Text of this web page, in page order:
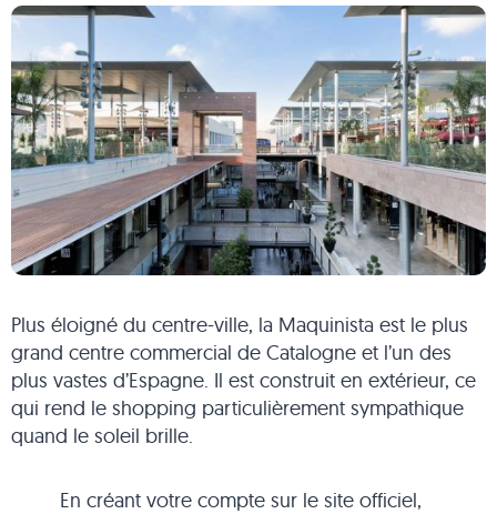
Plus éloigné du centre-ville, la Maquinista est le plus
grand centre commercial de Catalogne et l’un des
plus vastes d’Espagne. Il est construit en extérieur, ce
qui rend le shopping particulièrement sympathique
quand le soleil brille.
En créant votre compte sur le site officiel,